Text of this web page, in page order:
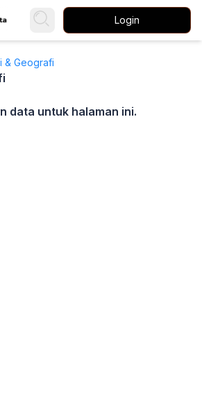
Login
& Geografi
data untuk halaman ini.